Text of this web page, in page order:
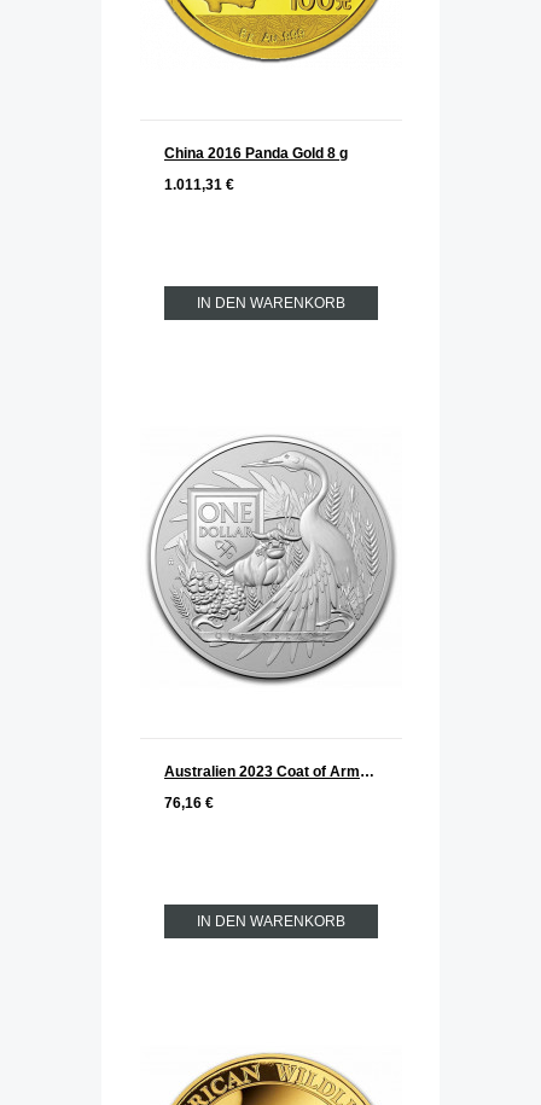
China 2016 Panda Gold 8 g
1.011,31 €
IN DEN WARENKORB
Australien 2023 Coat of Arms Queensland silber 1 oz
76,16 €
IN DEN WARENKORB